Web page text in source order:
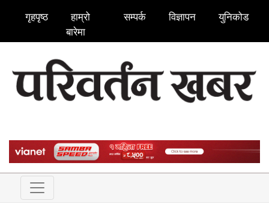
गृहपृष्ठ
हाम्रो
बारेमा
सम्पर्क विज्ञापन युनिकोड